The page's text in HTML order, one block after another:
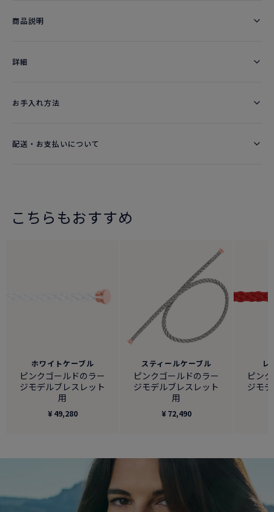
商品説明
詳細​
お手入れ方法
配送・お支払いについて
こちらもおすすめ
ホワイトケーブル
ピンクゴールドのラー
ジモデルブレスレット
用
¥ 49,280
スティールケーブル
ピンクゴールドのラー
ジモデルブレスレット
用
¥ 72,490
レ
ピン
ジモ